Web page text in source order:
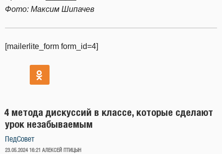
Фото: Максим Шипачев
[mailerlite_form form_id=4]
4 метода дискуссий в классе, которые сделают
урок незабываемым
ПедСовет
ОПУБЛИКОВАНО
23.05.2024 16:21 АЛЕКСЕЙ ПТИЦЫН